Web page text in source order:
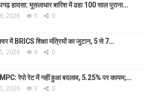
हादसा: मूसलाधार बारिश में ढहा 100 साल पुराना…
2026 3 0
में BRICS शिक्षा मंत्रियों का जुटान, 5 से 7…
2026 9 0
रेपो रेट में नहीं हुआ बदलाव, 5.25% पर कायम;…
2026 3 0